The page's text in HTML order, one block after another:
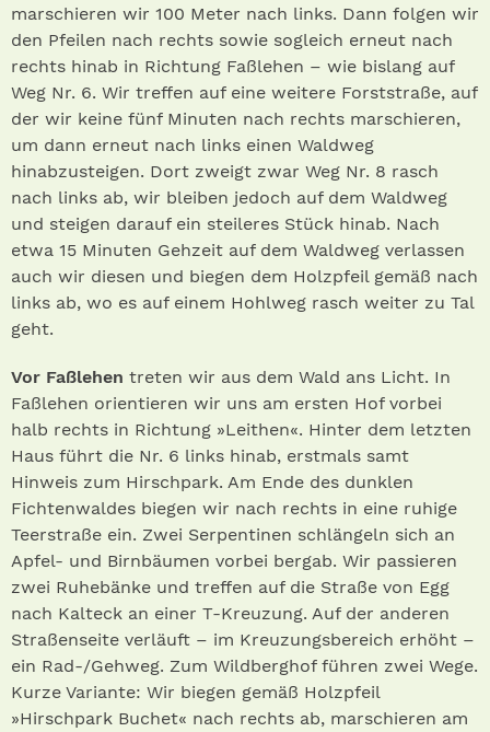
marschieren wir 100 Meter nach links. Dann folgen wir
den Pfeilen nach rechts sowie sogleich erneut nach
rechts hinab in Richtung Faßlehen – wie bislang auf
Weg Nr. 6. Wir treffen auf eine weitere Forststraße, auf
der wir keine fünf Minuten nach rechts marschieren,
um dann erneut nach links einen Waldweg
hinabzusteigen. Dort zweigt zwar Weg Nr. 8 rasch
nach links ab, wir bleiben jedoch auf dem Waldweg
und steigen darauf ein steileres Stück hinab. Nach
etwa 15 Minuten Gehzeit auf dem Waldweg verlassen
auch wir diesen und biegen dem Holzpfeil gemäß nach
links ab, wo es auf einem Hohlweg rasch weiter zu Tal
geht.
Vor Faßlehen treten wir aus dem Wald ans Licht. In
Faßlehen orientieren wir uns am ersten Hof vorbei
halb rechts in Richtung »Leithen«. Hinter dem letzten
Haus führt die Nr. 6 links hinab, erstmals samt
Hinweis zum Hirschpark. Am Ende des dunklen
Fichtenwaldes biegen wir nach rechts in eine ruhige
Teerstraße ein. Zwei Serpentinen schlängeln sich an
Apfel- und Birnbäumen vorbei bergab. Wir passieren
zwei Ruhebänke und treffen auf die Straße von Egg
nach Kalteck an einer T-Kreuzung. Auf der anderen
Straßenseite verläuft – im Kreuzungsbereich erhöht –
ein Rad-/Gehweg. Zum Wildberghof führen zwei Wege.
Kurze Variante: Wir biegen gemäß Holzpfeil
»Hirschpark Buchet« nach rechts ab, marschieren am